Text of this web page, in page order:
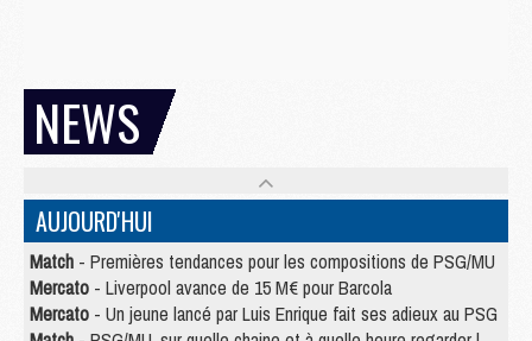
NEWS
AUJOURD'HUI
Match - Premières tendances pour les compositions de PSG/MU
Mercato - Liverpool avance de 15 M€ pour Barcola
Mercato - Un jeune lancé par Luis Enrique fait ses adieux au PSG